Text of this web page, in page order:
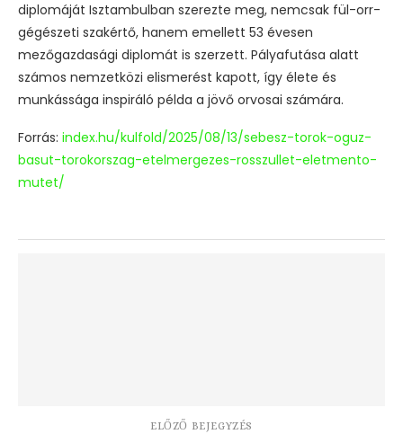
diplomáját Isztambulban szerezte meg, nemcsak fül-orr-
gégészeti szakértő, hanem emellett 53 évesen
mezőgazdasági diplomát is szerzett. Pályafutása alatt
számos nemzetközi elismerést kapott, így élete és
munkássága inspiráló példa a jövő orvosai számára.
Forrás: index.hu/kulfold/2025/08/13/sebesz-torok-oguz-
basut-torokorszag-etelmergezes-rosszullet-eletmento-
mutet/
ELŐZŐ BEJEGYZÉS